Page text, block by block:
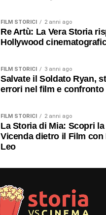
FILM STORICI 2 anni ago
Re Artù: La Vera Storia
Hollywood
FILM STORICI 3 anni ago
Salvate il Soldato Ryan,
errori nel film e confronto
FILM STORICI 2 anni ago
La Storia di Mia: Scopri la
Vicenda dietro il Film con
Leo